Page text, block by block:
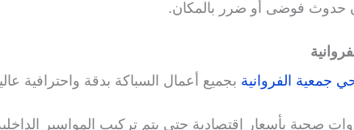
حدوث فوضى أو ضرر بالمكان.
جمعية الفروانية بجميع أعمال السباكة بدقة واحترافية
صحية بأسعار إقتصادية حتى يتم تركيب المواسير